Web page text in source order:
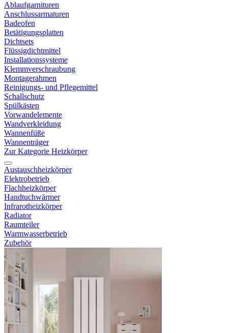
Ablaufgarnituren
Anschlussarmaturen
Badeofen
Betätigungsplatten
Dichtsets
Flüssigdichtmittel
Installationssysteme
Klemmverschraubung
Montagerahmen
Reinigungs- und Pflegemittel
Schallschutz
Spülkästen
Vorwandelemente
Wandverkleidung
Wannenfüße
Wannenträger
Zur Kategorie Heizkörper
Austauschheizkörper
Elektrobetrieb
Flachheizkörper
Handtuchwärmer
Infrarotheizkörper
Radiator
Raumteiler
Warmwasserbetrieb
Zubehör